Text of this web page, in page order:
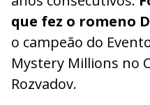
que fez o romeno
o campeão do
Mystery Millions no
Rozvadov.